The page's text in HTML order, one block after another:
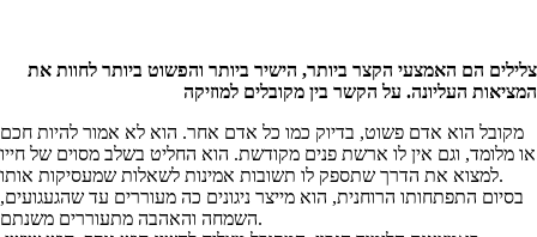
צלילים הם האמצעי הקצר ביותר, הישיר ביותר והפשוט ביותר לחוות את
המציאות העליונה. על הקשר בין מקובלים למוזיקה
מקובל הוא אדם פשוט, בדיוק כמו כל אדם אחר. הוא לא אמור להיות חכם
או מלומד, וגם אין לו ארשת פנים מקודשת. הוא החליט בשלב מסוים של חייו
למצוא את הדרך שתספק לו תשובות אמינות לשאלות שמעסיקות אותו.
בסיום התפתחותו הרוחנית, הוא מייצר ניגונים כה מעוררים עד שהגעגועים,
השמחה והאהבה מתעוררים משנתם.